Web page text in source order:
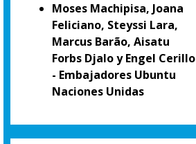
Moses Machipisa, Joana
Feliciano, Steyssi Lara,
Marcus Barão, Aisatu
Forbs Djalo y Engel Cerillo
- Embajadores Ubuntu
Naciones Unidas